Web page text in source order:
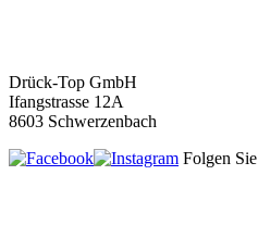
Drück-Top GmbH
Ifangstrasse 12A
8603 Schwerzenbach
Folgen